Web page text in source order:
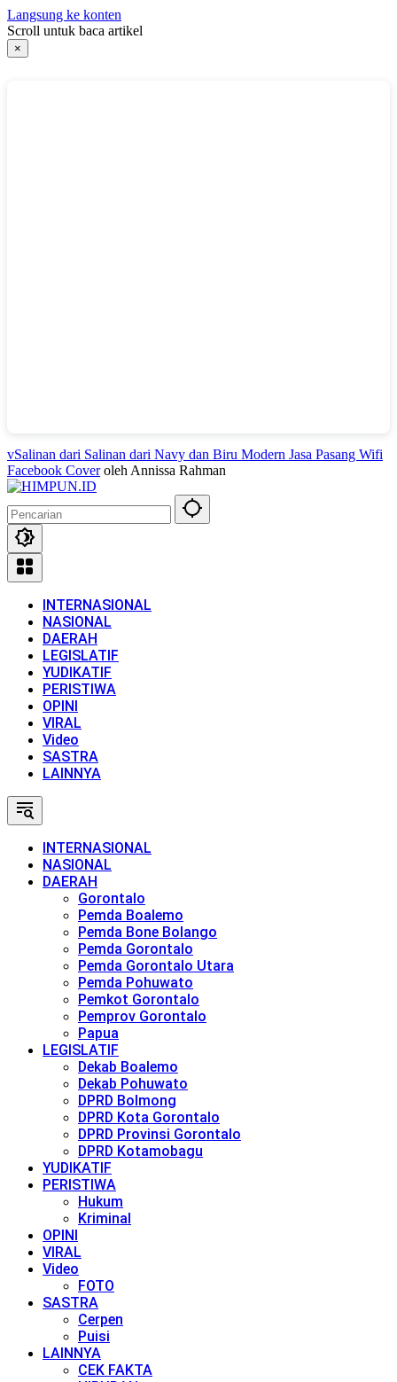
Langsung ke konten
Scroll untuk baca artikel
×
vSalinan dari Salinan dari Navy dan Biru Modern Jasa Pasang Wifi
Facebook Coveroleh Annissa Rahman
INTERNASIONAL
NASIONAL
DAERAH
LEGISLATIF
YUDIKATIF
PERISTIWA
OPINI
VIRAL
Video
SASTRA
LAINNYA
INTERNASIONAL
NASIONAL
DAERAH
Gorontalo
Pemda Boalemo
Pemda Bone Bolango
Pemda Gorontalo
Pemda Gorontalo Utara
Pemda Pohuwato
Pemkot Gorontalo
Pemprov Gorontalo
Papua
LEGISLATIF
Dekab Boalemo
Dekab Pohuwato
DPRD Bolmong
DPRD Kota Gorontalo
DPRD Provinsi Gorontalo
DPRD Kotamobagu
YUDIKATIF
PERISTIWA
Hukum
Kriminal
OPINI
VIRAL
Video
FOTO
SASTRA
Cerpen
Puisi
LAINNYA
CEK FAKTA